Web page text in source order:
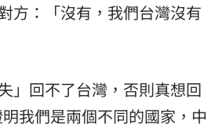
方：「沒有，我們台灣沒有
」回不了台灣，否則真想回
我們是兩個不同的國家，中